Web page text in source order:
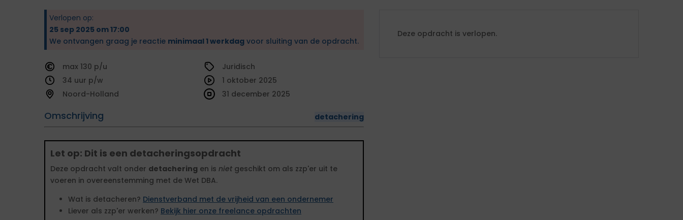
Verlopen op:
25 sep 2025 om 17:00
We ontvangen graag je reactie minimaal 1 werkdag voor sluiting van de opdracht.
130
34
Noord-Holland
Juridisch
Omschrijving detachering
1 oktober 2025
31 december 2025
Let op: Dit is een detacheringsopdracht
Deze opdracht valt onder detachering en is niet geschikt om als zzp'er uit te
voeren in overeenstemming met de Wet DBA.
Wat is detacheren? Dienstverband met de vrijheid van een ondernemer
Liever als zzp'er werken? Bekijk hier onze freelance opdrachten
Deze opdracht is verlopen.